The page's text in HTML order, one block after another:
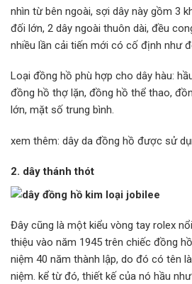
nhìn từ bên ngoài, sợi dây này gồm 3
đối lớn, 2 dây ngoài thuôn dài, đều
nhiều lần cải tiến mới có cố định như
Loại đồng hồ phù hợp cho dây hàu:
đồng hồ thợ lặn, đồng hồ thể thao,
lớn, mặt số trung bình.
xem thêm: dây da đồng hồ được sử
2. dây thánh thót
Đây cũng là một kiểu vòng tay rolex
thiệu vào năm 1945 trên chiếc đồng
niệm 40 năm thành lập, do đó có tên
niệm. kể từ đó, thiết kế của nó hầu